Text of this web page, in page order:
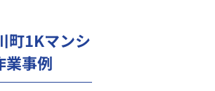
町1Kマンシ
業事例